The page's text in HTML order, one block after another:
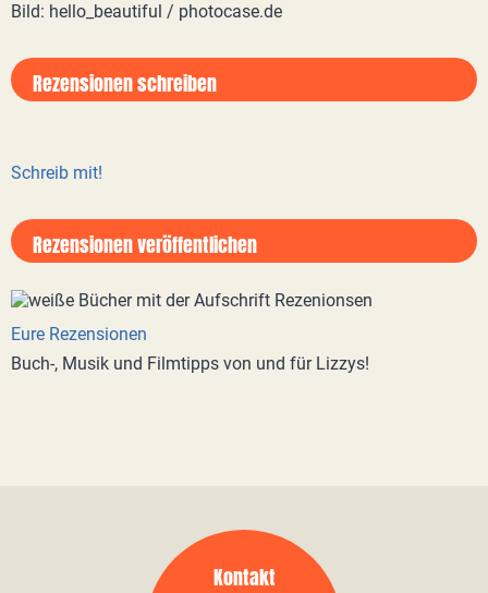
Bild: hello_beautiful / photocase.de
Rezensionen schreiben
Schreib mit!
Rezensionen veröffentlichen
Eure Rezensionen
Buch-, Musik und Filmtipps von und für Lizzys!
Kontakt